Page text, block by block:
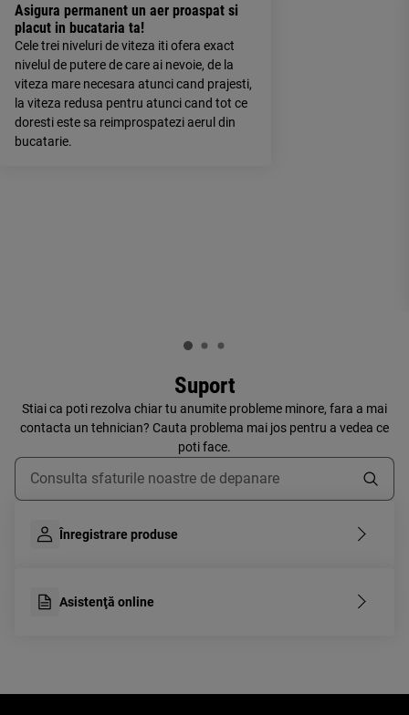
Asigura permanent un aer proaspat si
placut in bucataria ta!
Cele trei niveluri de viteza iti ofera exact
nivelul de putere de care ai nevoie, de la
viteza mare necesara atunci cand prajesti,
la viteza redusa pentru atunci cand tot ce
doresti este sa reimprospatezi aerul din
bucatarie.
Suport
Stiai ca poti rezolva chiar tu anumite probleme minore, fara a mai
contacta un tehnician? Cauta problema mai jos pentru a vedea ce
poti face.
Type to search for support articles
Înregistrare produse
Asistenţă online